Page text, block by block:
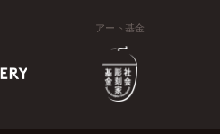
アート基金